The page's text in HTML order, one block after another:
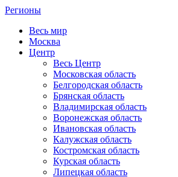
Регионы
Весь мир
Москва
Центр
Весь Центр
Московская область
Белгородская область
Брянская область
Владимирская область
Воронежская область
Ивановская область
Калужская область
Костромская область
Курская область
Липецкая область